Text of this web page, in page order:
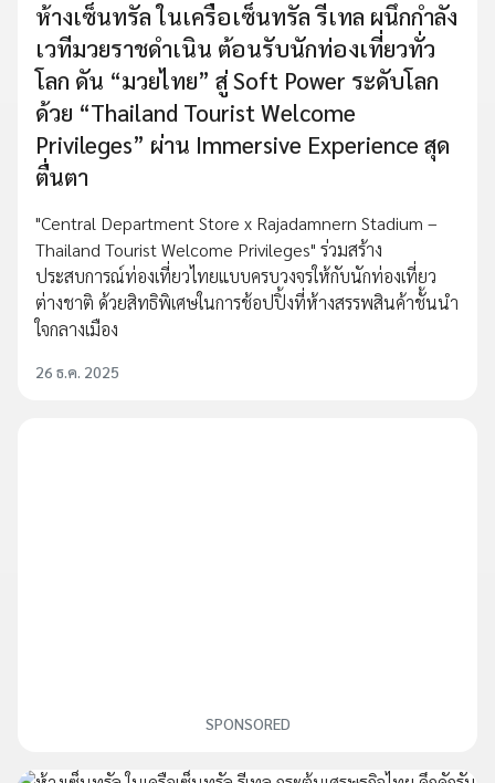
ห้างเซ็นทรัล ในเครือเซ็นทรัล รีเทล ผนึกกำลัง
เวทีมวยราชดำเนิน ต้อนรับนักท่องเที่ยวทั่ว
โลก ดัน “มวยไทย” สู่ Soft Power ระดับโลก
ด้วย “Thailand Tourist Welcome
Privileges” ผ่าน Immersive Experience สุด
ตื่นตา
"Central Department Store x Rajadamnern Stadium –
Thailand Tourist Welcome Privileges" ร่วมสร้าง
ประสบการณ์ท่องเที่ยวไทยแบบครบวงจรให้กับนักท่องเที่ยว
ต่างชาติ ด้วยสิทธิพิเศษในการช้อปปิ้งที่ห้างสรรพสินค้าชั้นนำ
ใจกลางเมือง
26 ธ.ค. 2025
SPONSORED